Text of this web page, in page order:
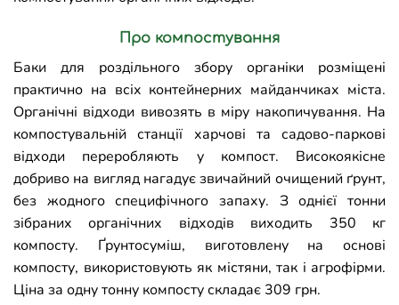
Про компостування
Баки для роздільного збору органіки розміщені
практично на всіх контейнерних майданчиках міста.
Органічні відходи вивозять в міру накопичування. На
компостувальній станції харчові та садово-паркові
відходи переробляють у компост. Високоякісне
добриво на вигляд нагадує звичайний очищений ґрунт,
без жодного специфічного запаху. З однієї тонни
зібраних органічних відходів виходить 350 кг
компосту. Ґрунтосуміш, виготовлену на основі
компосту, використовують як містяни, так і агрофірми.
Ціна за одну тонну компосту складає 309 грн.